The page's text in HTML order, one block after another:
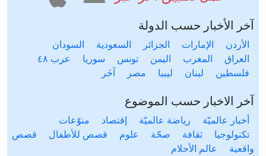
آخر الأخبار حسب الدولة
الأردن الإمارات الجزائر السعودية
السودان
العراق
المغرب اليمن تونس سوريا
عرب ٤٨
فلسطين
لبنان ليبيا مصر آخَر
آخر الاخبار حسب الموضوع
أخبار عالميّة رياضة عالميّة إقتصاد
منوّعات
تكنولوجيا
ثقافة صحّة علوم قصص للأطفال
قصص
واقعية
عالم الأحلام